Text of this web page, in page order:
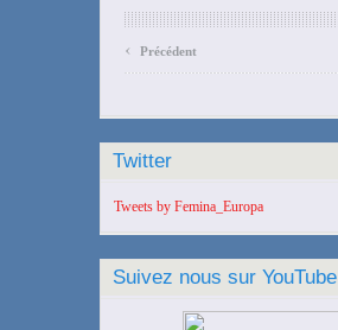
‹ Précédent
Twitter
Tweets by Femina_Europa
Suivez nous sur YouTube